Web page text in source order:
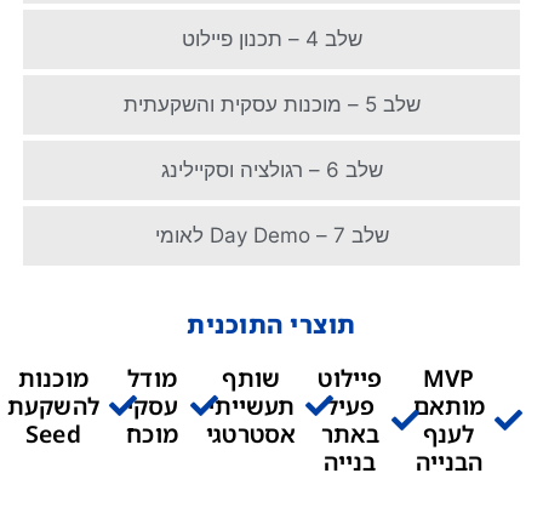
שלב 4 – תכנון פיילוט
שלב 5 – מוכנות עסקית והשקעתית
שלב 6 – רגולציה וסקיילינג
שלב 7 – Day Demo לאומי
תוצרי התוכנית
MVP
מותאם
לענף
הבנייה
פיילוט
פעיל
באתר
בנייה
שותף
תעשייתי
אסטרטגי
מודל
עסקי
מוכח
מוכנות
להשקעת
Seed